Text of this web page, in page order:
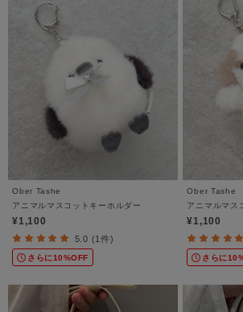
Ober Tashe
アニマルマスコットキーホルダー
¥1,100
5.0 (1件)
さらに10%OFF
Ober Tashe
アニマルマス
¥1,100
さらに